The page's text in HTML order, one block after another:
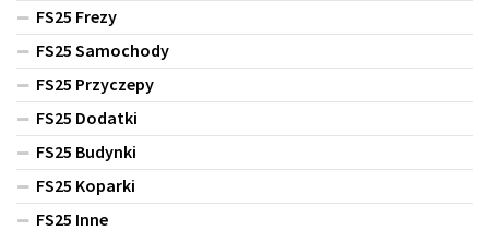
FS25 Frezy
FS25 Samochody
FS25 Przyczepy
FS25 Dodatki
FS25 Budynki
FS25 Koparki
FS25 Inne